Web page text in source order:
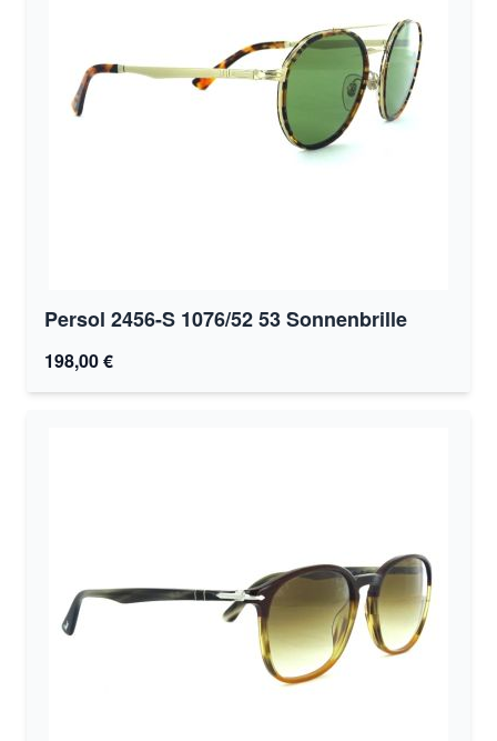
Persol 2456-S 1076/52 53 Sonnenbrille
198,00 €